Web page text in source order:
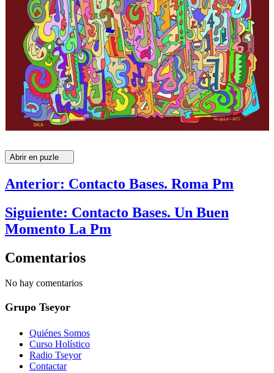
Abrir en puzle
Anterior: Contacto Bases. Roma Pm
Siguiente: Contacto Bases. Un Buen
Momento La Pm
Comentarios
No hay comentarios
Grupo Tseyor
Quiénes Somos
Curso Holístico
Radio Tseyor
Contactar